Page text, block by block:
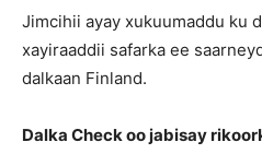
Jimcihii ayay xukuumaddu ku
xayiraaddii safarka ee
dalkaan Finland.
Dalka Check oo jabisay